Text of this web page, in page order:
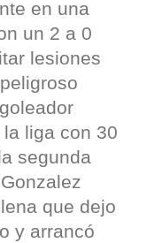
en una
un 2 a 0
lesiones
liga con 30
segunda
que dejo
y arrancó